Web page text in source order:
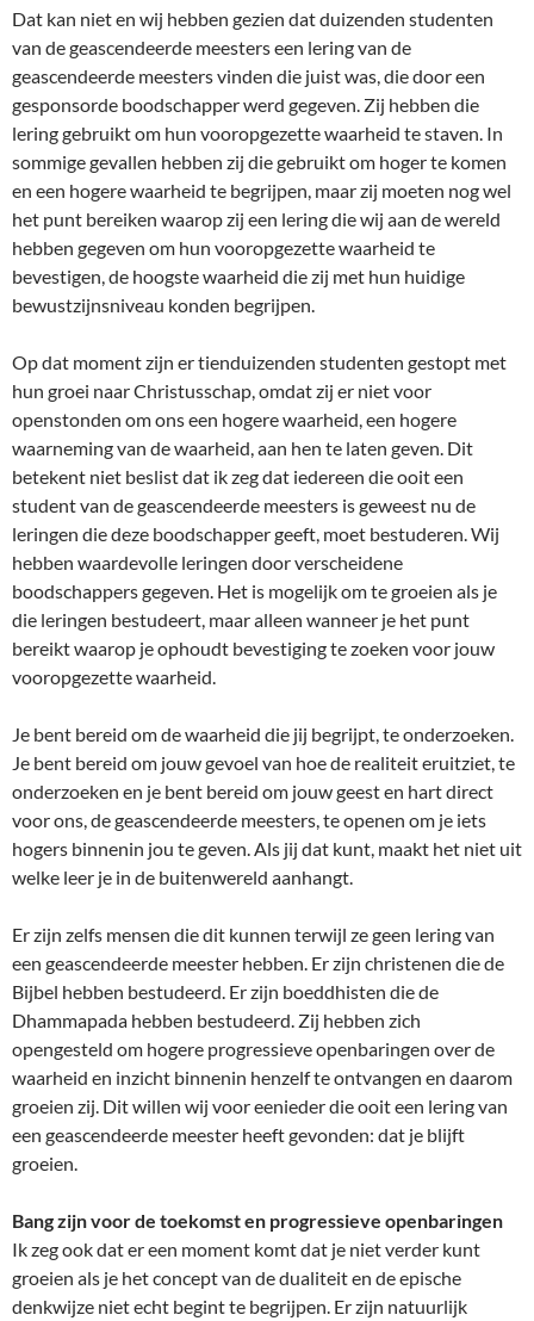
Dat kan niet en wij hebben gezien dat duizenden studenten
van de geascendeerde meesters een lering van de
geascendeerde meesters vinden die juist was, die door een
gesponsorde boodschapper werd gegeven. Zij hebben die
lering gebruikt om hun vooropgezette waarheid te staven. In
sommige gevallen hebben zij die gebruikt om hoger te komen
en een hogere waarheid te begrijpen, maar zij moeten nog wel
het punt bereiken waarop zij een lering die wij aan de wereld
hebben gegeven om hun vooropgezette waarheid te
bevestigen, de hoogste waarheid die zij met hun huidige
bewustzijnsniveau konden begrijpen.
Op dat moment zijn er tienduizenden studenten gestopt met
hun groei naar Christusschap, omdat zij er niet voor
openstonden om ons een hogere waarheid, een hogere
waarneming van de waarheid, aan hen te laten geven. Dit
betekent niet beslist dat ik zeg dat iedereen die ooit een
student van de geascendeerde meesters is geweest nu de
leringen die deze boodschapper geeft, moet bestuderen. Wij
hebben waardevolle leringen door verscheidene
boodschappers gegeven. Het is mogelijk om te groeien als je
die leringen bestudeert, maar alleen wanneer je het punt
bereikt waarop je ophoudt bevestiging te zoeken voor jouw
vooropgezette waarheid.
Je bent bereid om de waarheid die jij begrijpt, te onderzoeken.
Je bent bereid om jouw gevoel van hoe de realiteit eruitziet, te
onderzoeken en je bent bereid om jouw geest en hart direct
voor ons, de geascendeerde meesters, te openen om je iets
hogers binnenin jou te geven. Als jij dat kunt, maakt het niet uit
welke leer je in de buitenwereld aanhangt.
Er zijn zelfs mensen die dit kunnen terwijl ze geen lering van
een geascendeerde meester hebben. Er zijn christenen die de
Bijbel hebben bestudeerd. Er zijn boeddhisten die de
Dhammapada hebben bestudeerd. Zij hebben zich
opengesteld om hogere progressieve openbaringen over de
waarheid en inzicht binnenin henzelf te ontvangen en daarom
groeien zij. Dit willen wij voor eenieder die ooit een lering van
een geascendeerde meester heeft gevonden: dat je blijft
groeien.
Bang zijn voor de toekomst en progressieve openbaringen
Ik zeg ook dat er een moment komt dat je niet verder kunt
groeien als je het concept van de dualiteit en de epische
denkwijze niet echt begint te begrijpen. Er zijn natuurlijk